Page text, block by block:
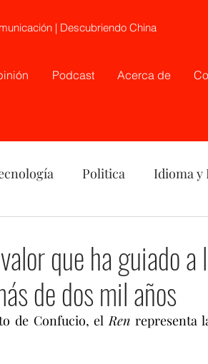
| Descubriendo China
Podcast Acerca de
Politica Idioma y
que ha guiado a
de dos mil años
de Confucio, el Ren representa